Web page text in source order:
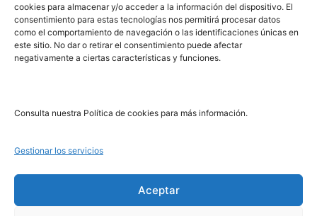
cookies para almacenar y/o acceder a la información del dispositivo. El
consentimiento para estas tecnologías nos permitirá procesar datos
como el comportamiento de navegación o las identificaciones únicas en
este sitio. No dar o retirar el consentimiento puede afectar
negativamente a ciertas características y funciones.
Consulta nuestra Política de cookies para más información.
Gestionar los servicios
Aceptar
PRL | Films
PRL | Play
PRL | LAB
Noticias
Legal